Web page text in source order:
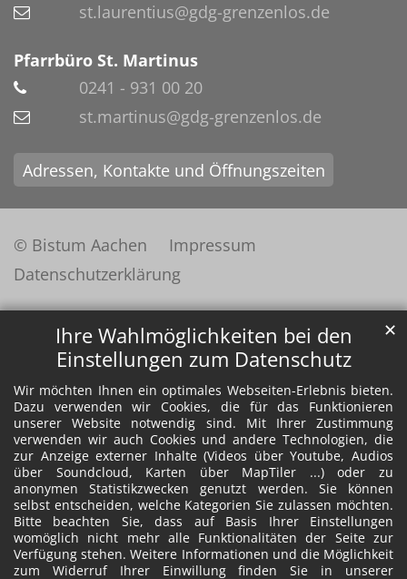
Ihre Wahlmöglichkeiten bei den
Einstellungen zum Datenschutz
Wir möchten Ihnen ein optimales Webseiten-Erlebnis bieten.
Dazu verwenden wir Cookies, die für das Funktionieren
unserer Website notwendig sind. Mit Ihrer Zustimmung
verwenden wir auch Cookies und andere Technologien, die
zur Anzeige externer Inhalte (Videos über Youtube, Audios
über Soundcloud, Karten über MapTiler ...) oder zu
anonymen Statistikzwecken genutzt werden. Sie können
selbst entscheiden, welche Kategorien Sie zulassen möchten.
Bitte beachten Sie, dass auf Basis Ihrer Einstellungen
womöglich nicht mehr alle Funktionalitäten der Seite zur
Verfügung stehen. Weitere Informationen und die Möglichkeit
zum Widerruf Ihrer Einwillung finden Sie in unserer
✕
st.laurentius@gdg-grenzenlos.de
Pfarrbüro St. Martinus
0241 - 931 00 20
st.martinus@gdg-grenzenlos.de
Adressen, Kontakte und Öffnungszeiten
© Bistum Aachen
Impressum
Datenschutzerklärung